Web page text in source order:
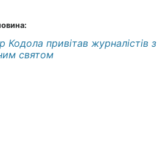
Кодола привітав журналістів з
святом